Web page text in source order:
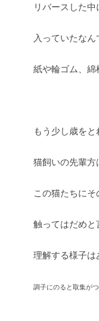
リバースした
入っていたなん
紙や輪ゴム、
もう少し歳を
猫飼いの先輩方
この猫たちにそ
触ってはだめ
理解する様子は
調子にのると取集がつ